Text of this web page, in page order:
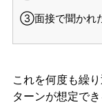
③面接で聞かれ
これを何度も繰
ターンが想定でき